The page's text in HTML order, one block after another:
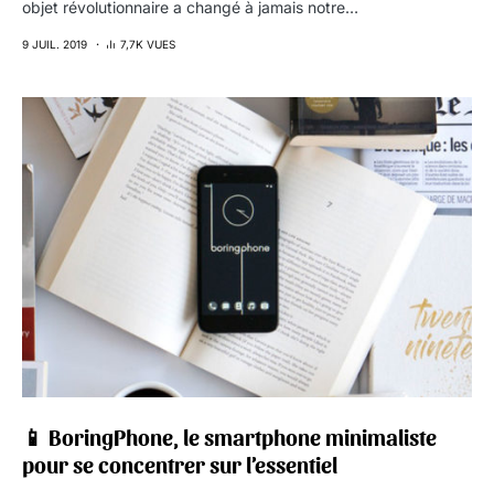
objet révolutionnaire a changé à jamais notre…
9 JUIL. 2019 7,7K VUES
📱 BoringPhone, le smartphone minimaliste
pour se concentrer sur l’essentiel